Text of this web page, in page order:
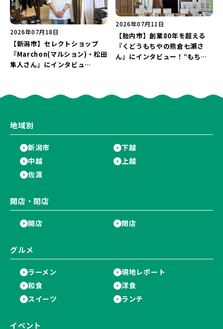
2026年07月18日
【新潟市】セレクトショップ
『Marchon(マルション)・松田
隼人さん』にインタビュ
2026年07月11日
【胎内市】創業80年を超える
『くどうもちやの熊倉七瀬さ
ん』にインタビュー！“もち屋
地域別
新潟市
下越
中越
上越
佐渡
開店・閉店
開店 閉店
グルメ
ラーメン
現地レポート
和食
洋食
スイーツ
ランチ
イベント